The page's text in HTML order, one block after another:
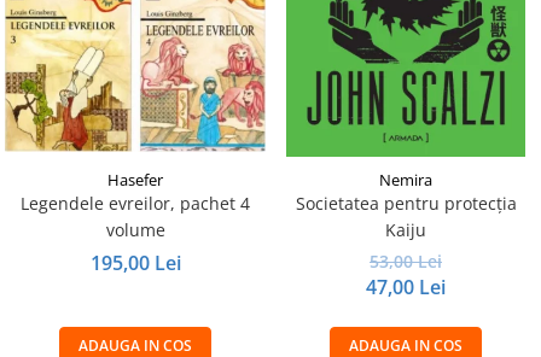
Hasefer
Legendele evreilor, pachet 4
volume
195,00 Lei
ADAUGA IN COS
Nemira
Societatea pentru protecția
Kaiju
53,00 Lei
47,00 Lei
ADAUGA IN COS